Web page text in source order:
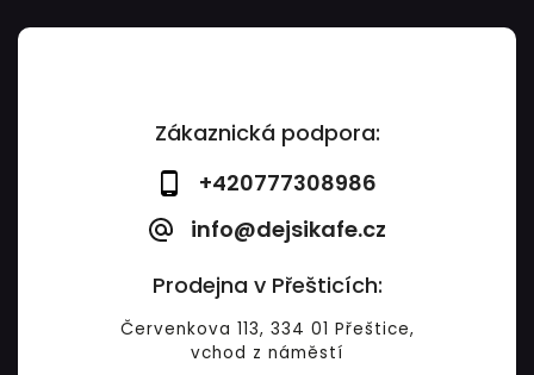
Zákaznická podpora:
+420777308986
info@dejsikafe.cz
Prodejna v Přešticích:
Červenkova 113, 334 01 Přeštice,
vchod z náměstí